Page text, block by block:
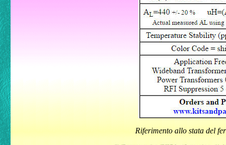
Riferimento allo stata del